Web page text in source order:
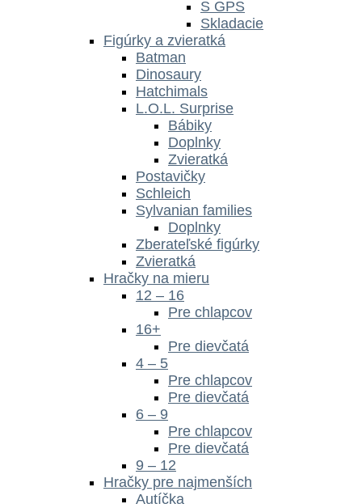
S GPS
Skladacie
Figúrky a zvieratká
Batman
Dinosaury
Hatchimals
L.O.L. Surprise
Bábiky
Doplnky
Zvieratká
Postavičky
Schleich
Sylvanian families
Doplnky
Zberateľské figúrky
Zvieratká
Hračky na mieru
12 – 16
Pre chlapcov
16+
Pre dievčatá
4 – 5
Pre chlapcov
Pre dievčatá
6 – 9
Pre chlapcov
Pre dievčatá
9 – 12
Hračky pre najmenších
Autíčka